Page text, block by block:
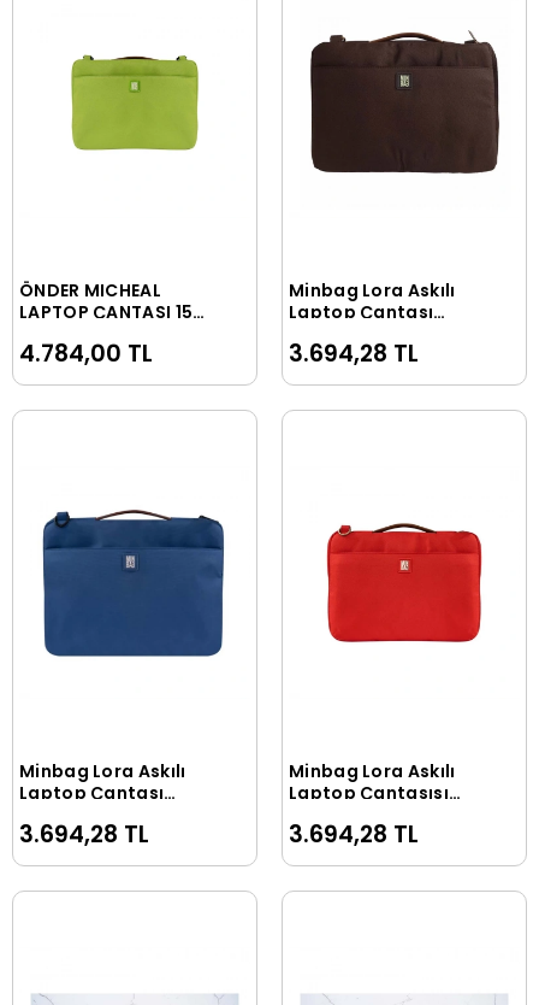
Sepete Ekle
ÖNDER MICHEAL
LAPTOP ÇANTASI 15
4.784,00 TL
Sepete Ekle
Minbag Lora Askılı
Laptop Çantası
3.694,28 TL
Sepete Ekle
Minbag Lora Askılı
Laptop Çantası
06
3.694,28 TL
Sepete Ekle
Minbag Lora Askılı
Laptop Çantasısı
3.694,28 TL